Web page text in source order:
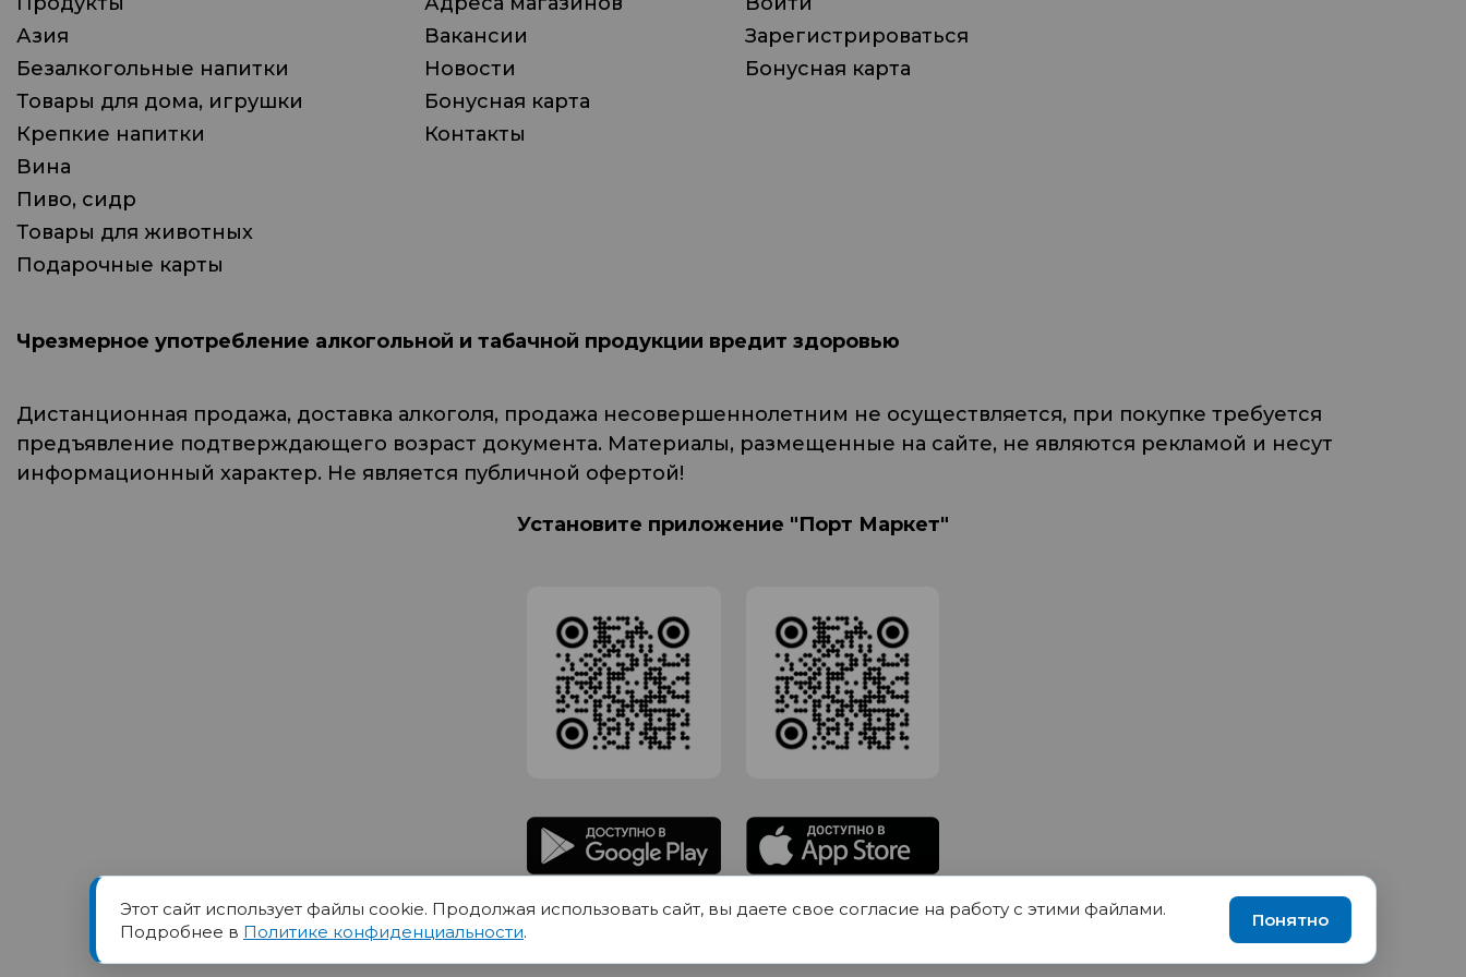
Азия
Безалкогольные напитки
Товары для дома, игрушки
Крепкие напитки
Вина
Пиво, сидр
Товары для животных
Подарочные карты
Вакансии
Новости
Бонусная карта
Контакты
Зарегистрироваться
Бонусная карта
Чрезмерное употребление алкогольной и табачной продукции вредит здоровью
Дистанционная продажа, доставка алкоголя, продажа несовершеннолетним не осуществляется, при покупке требуется
предъявление подтверждающего возраст документа. Материалы, размещенные на сайте, не являются рекламой и несут
информационный характер. Не является публичной офертой!
Установите приложение "Порт Маркет"
Товарный знак ПОРТ принадлежит Обществу с Ограниченной ответственностью СИГМАТОРГ, ОГРН 1191690035570, ИНН 1655417189
Юр.адрес 420012 Казань переулок Щербаковский дом 7, пом 1013, офис 5
Этот сайт использует файлы cookie. Продолжая использовать сайт, вы даете свое согласие на работу с этими файлами.
Подробнее в Политике конфиденциальности.
Понятно